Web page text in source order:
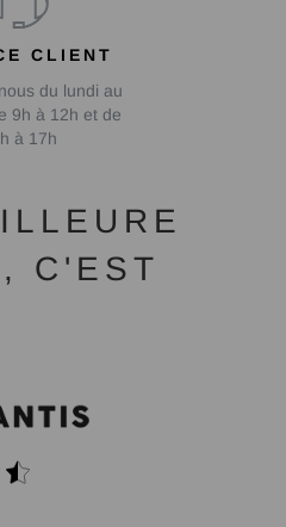
CLIENT
du lundi au
9h à 12h et de
à 17h
C'EST